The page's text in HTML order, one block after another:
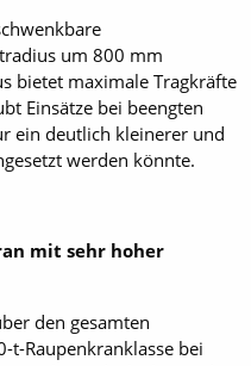
um 800 mm
bietet maximale Tragkräfte
Einsätze bei beengten
ein deutlich kleinerer und
werden könnte.
mit sehr hoher
den gesamten
t-Raupenkranklasse bei